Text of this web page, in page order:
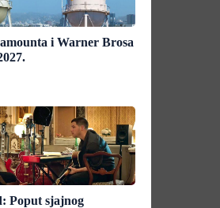
i Warner Brosa
Poput sjajnog